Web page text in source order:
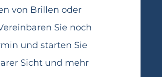
von Brillen oder
Sie noch
und starten Sie
Sicht und mehr